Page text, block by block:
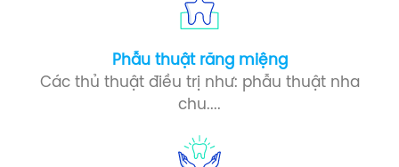
Phẫu thuật răng miệng​
Các thủ thuật điều trị như: phẫu thuật nha
chu....